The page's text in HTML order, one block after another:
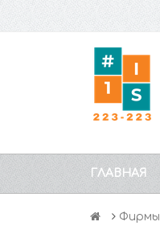
ГЛАВНАЯ
Фирмы